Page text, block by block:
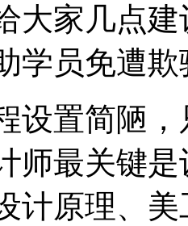
大家几点
学员免遭欺
置简陋，
师最关键
计原理、